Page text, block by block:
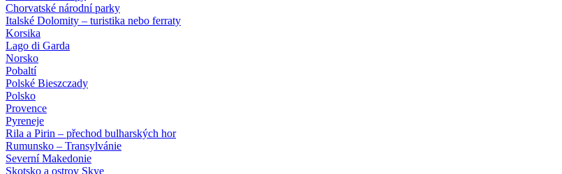
Chorvatské národní parky
Italské Dolomity – turistika nebo ferraty
Korsika
Lago di Garda
Norsko
Pobaltí
Polské Bieszczady
Polsko
Provence
Pyreneje
Rila a Pirin – přechod bulharských hor
Rumunsko – Transylvánie
Severní Makedonie
Skotsko a ostrov Skye